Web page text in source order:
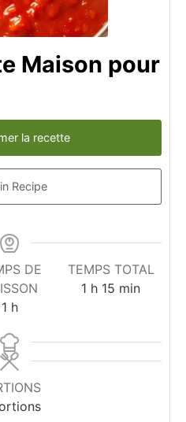
Maison pour
la recette
Recipe
DE
1heure
h
TEMPS TOTAL
1 heure
h 15 minutes
min